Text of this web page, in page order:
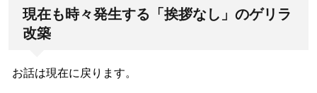
現在も時々発生する「挨拶なし」のゲリラ
改築
お話は現在に戻ります。